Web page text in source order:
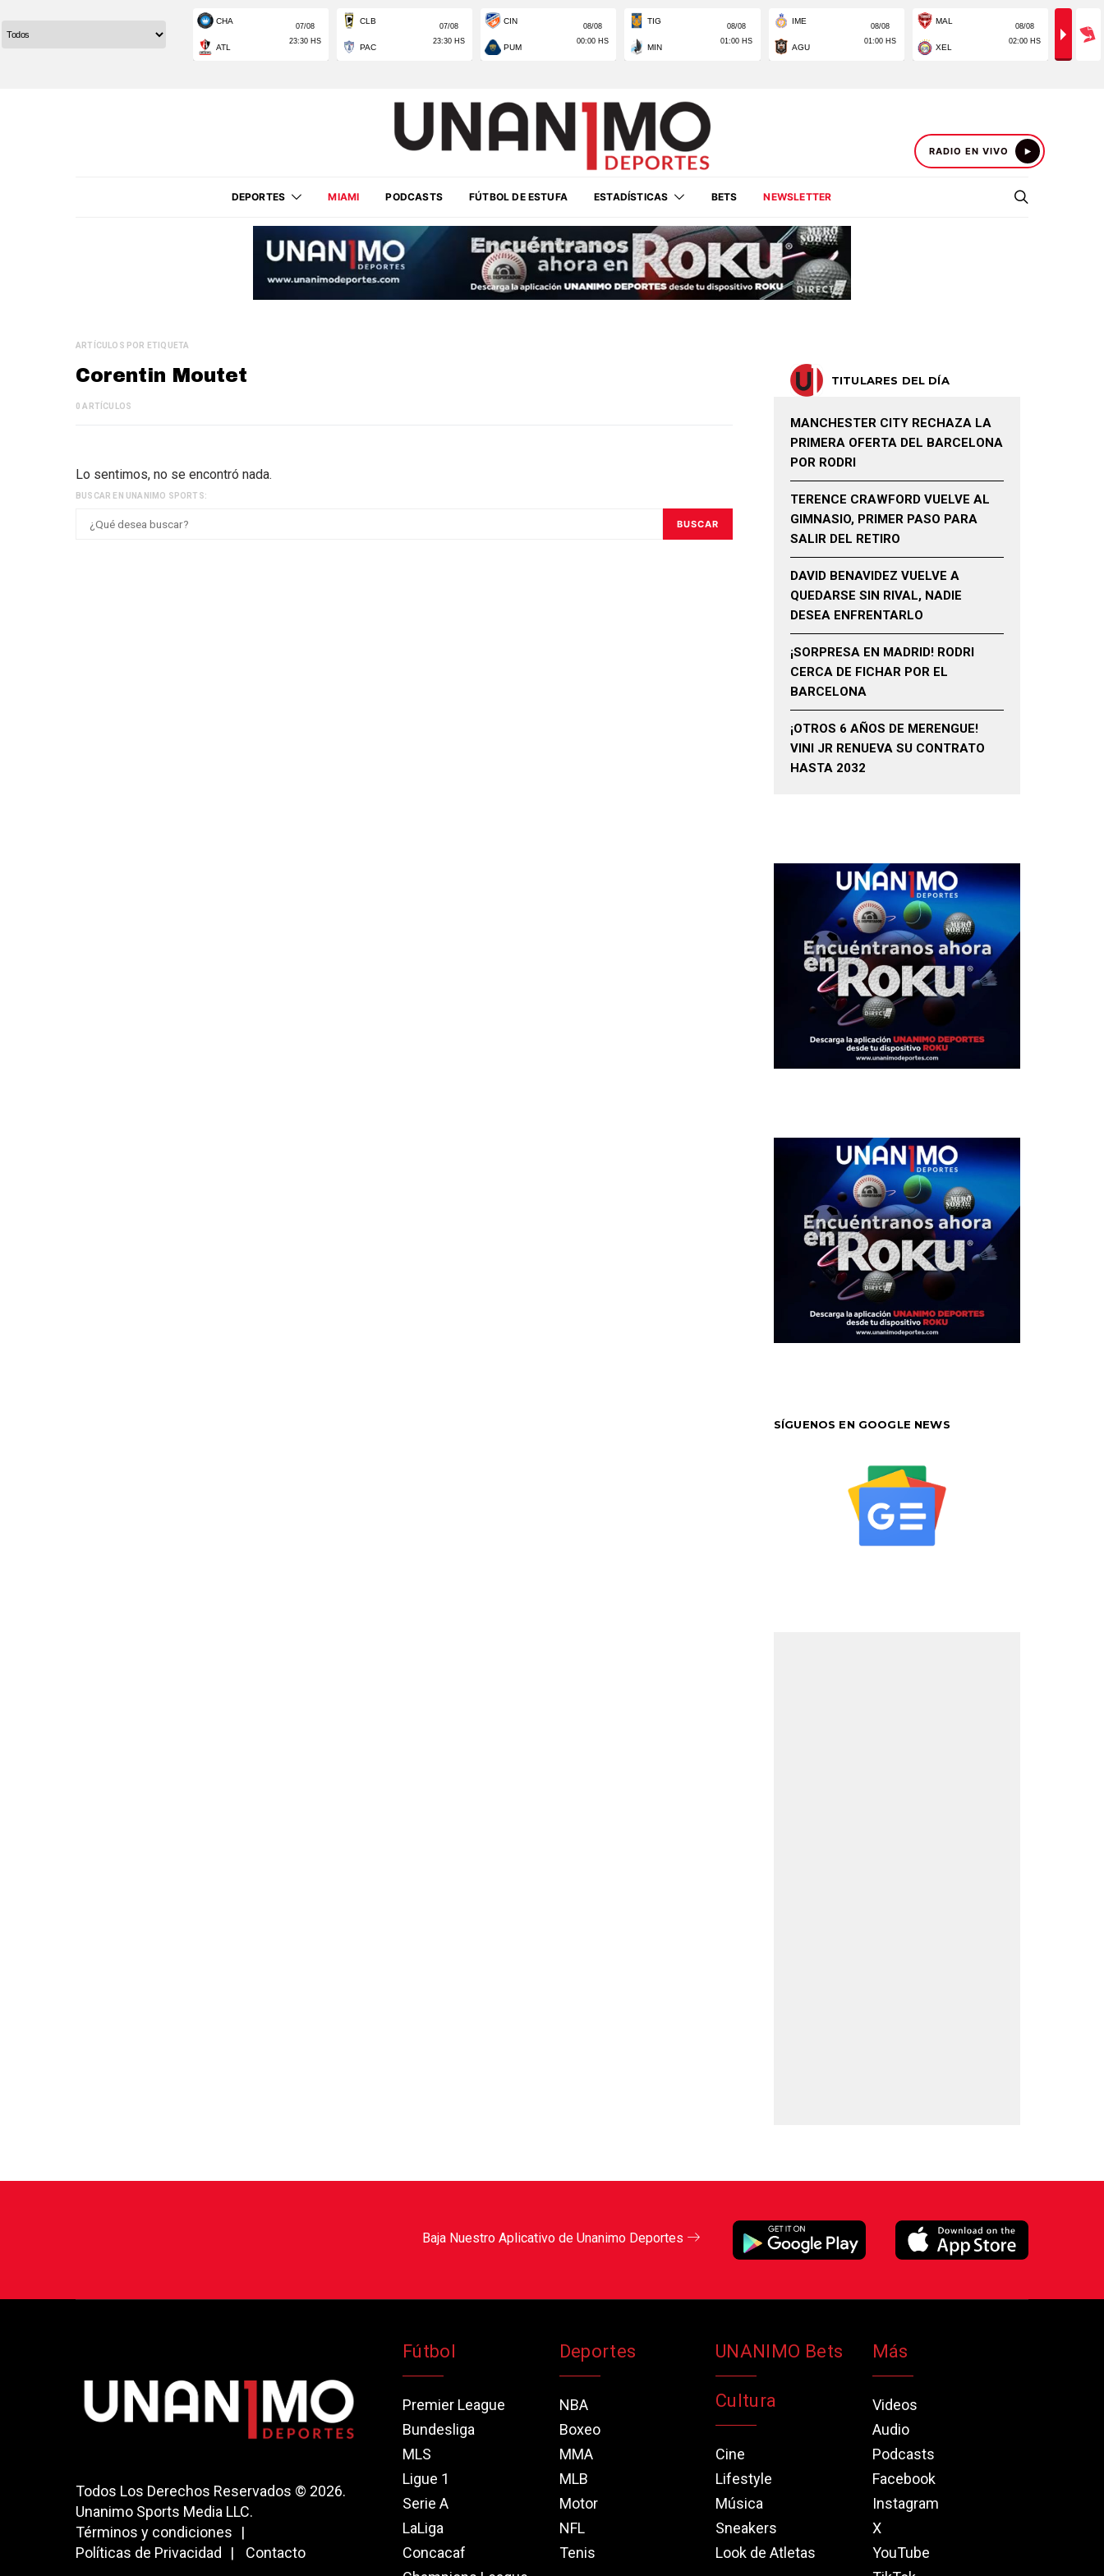
RADIO EN VIVO
DEPORTES MIAMI PODCASTS FÚTBOL DE ESTUFA ESTADÍSTICAS BETS NEWSLETTER
ARTÍCULOS POR ETIQUETA
Corentin Moutet
0 ARTÍCULOS
Lo sentimos, no se encontró nada.
BUSCAR EN UNANIMO SPORTS:
BUSCAR
TITULARES DEL DÍA
MANCHESTER CITY RECHAZA LA
PRIMERA OFERTA DEL BARCELONA
POR RODRI
TERENCE CRAWFORD VUELVE AL
GIMNASIO, PRIMER PASO PARA
SALIR DEL RETIRO
DAVID BENAVIDEZ VUELVE A
QUEDARSE SIN RIVAL, NADIE
DESEA ENFRENTARLO
¡SORPRESA EN MADRID! RODRI
CERCA DE FICHAR POR EL
BARCELONA
¡OTROS 6 AÑOS DE MERENGUE!
VINI JR RENUEVA SU CONTRATO
HASTA 2032
SÍGUENOS EN GOOGLE NEWS
Baja Nuestro Aplicativo de Unanimo Deportes
Todos Los Derechos Reservados © 2026.
Unanimo Sports Media LLC.
Términos y condiciones
Políticas de Privacidad
Contacto
Fútbol
Premier League
Bundesliga
MLS
Ligue 1
Serie A
LaLiga
Concacaf
Deportes
NBA
Boxeo
MMA
MLB
Motor
NFL
Tenis
UNANIMO Bets
Cultura
Cine
Lifestyle
Música
Sneakers
Look de Atletas
Más
Videos
Audio
Podcasts
Facebook
Instagram
X
YouTube